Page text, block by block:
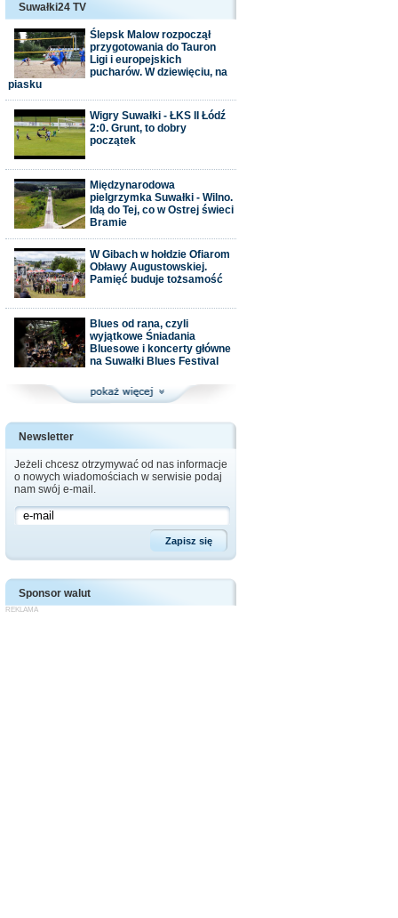
Suwałki24 TV
Ślepsk Malow rozpoczął
przygotowania do Tauron
Ligi i europejskich
pucharów. W dziewięciu, na
piasku
Wigry Suwałki - ŁKS II Łódź
2:0. Grunt, to dobry
początek
Międzynarodowa
pielgrzymka Suwałki - Wilno.
Idą do Tej, co w Ostrej świeci
Bramie
W Gibach w hołdzie Ofiarom
Obławy Augustowskiej.
Pamięć buduje tożsamość
Blues od rana, czyli
wyjątkowe Śniadania
Bluesowe i koncerty główne
na Suwałki Blues Festival
Newsletter
Jeżeli chcesz otrzymywać od nas informacje
o nowych wiadomościach w serwisie podaj
nam swój e-mail.
Sponsor walut